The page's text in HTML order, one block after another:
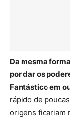
Da mesma
por dar os
Fantástico em
rápido de
origens ficariam